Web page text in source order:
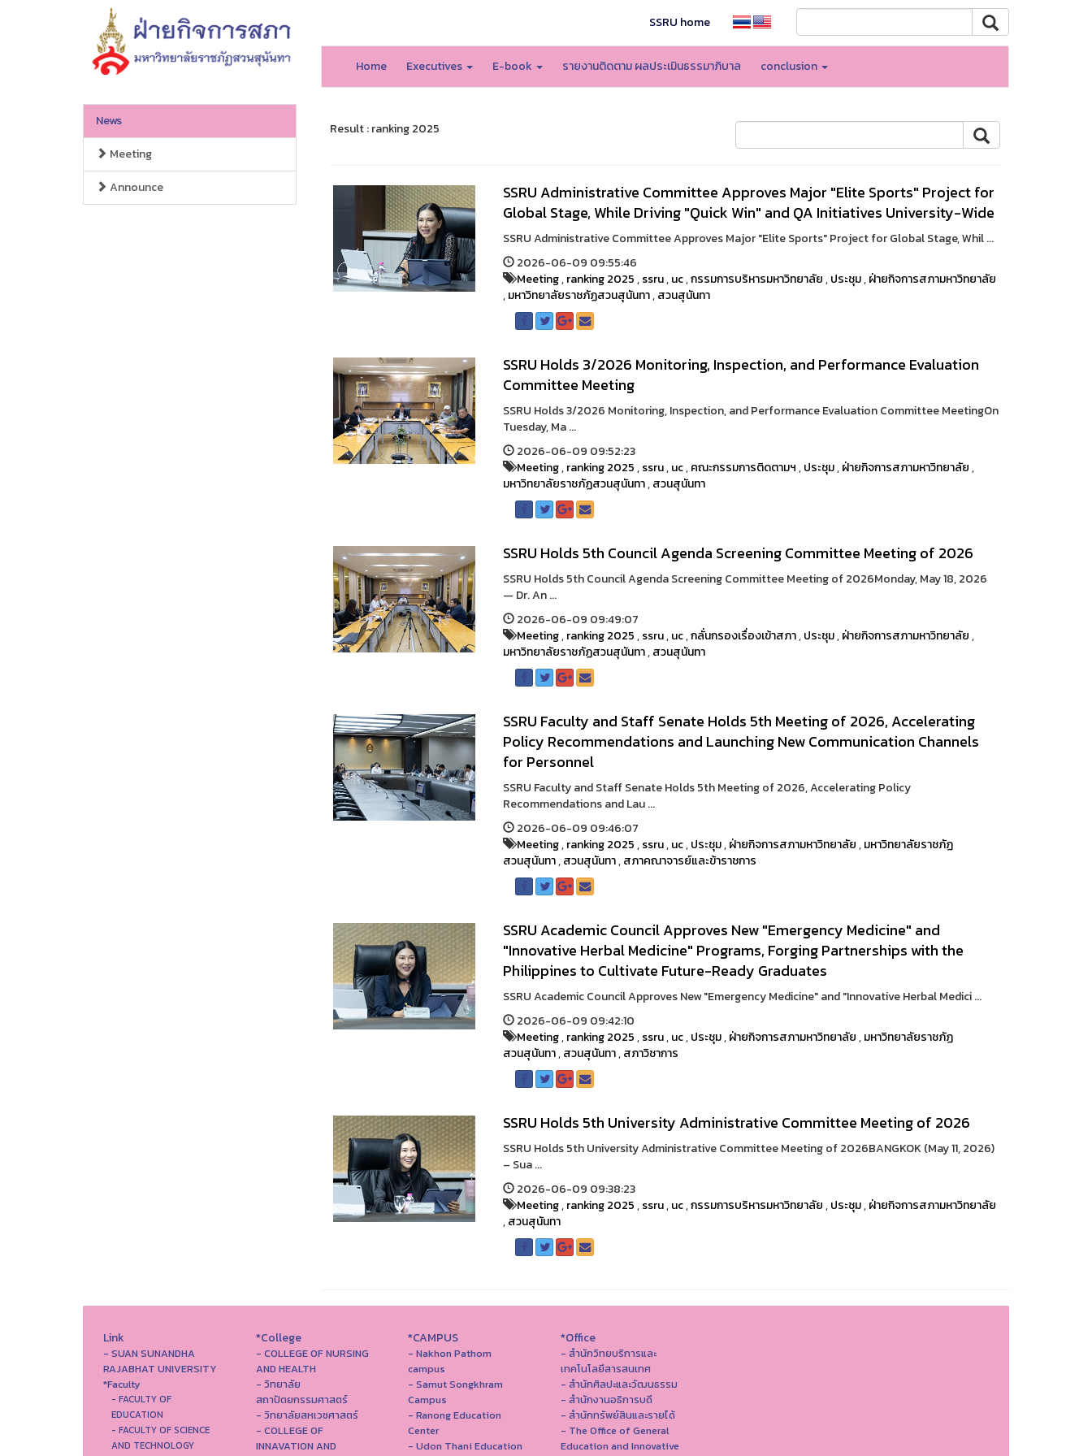
SSRU home
Home Executives E-book รายงานติดตาม ผลประเมินธรรมาภิบาล conclusion
News
Meeting
Announce
Result : ranking 2025
SSRU Administrative Committee Approves Major "Elite Sports" Project for
Global Stage, While Driving "Quick Win" and QA Initiatives University-Wide
SSRU Administrative Committee Approves Major "Elite Sports" Project for Global Stage, Whil ...
2026-06-09 09:55:46
Meeting,ranking 2025,ssru,uc,กรรมการบริหารมหาวิทยาลัย,ประชุม,ฝ่ายกิจการสภามหาวิทยาลัย
,มหาวิทยาลัยราชภัฏสวนสุนันทา,สวนสุนันทา
SSRU Holds 3/2026 Monitoring, Inspection, and Performance Evaluation
Committee Meeting
SSRU Holds 3/2026 Monitoring, Inspection, and Performance Evaluation Committee MeetingOn
Tuesday, Ma ...
2026-06-09 09:52:23
Meeting,ranking 2025,ssru,uc,คณะกรรมการติดตามฯ,ประชุม,ฝ่ายกิจการสภามหาวิทยาลัย,
มหาวิทยาลัยราชภัฏสวนสุนันทา,สวนสุนันทา
SSRU Holds 5th Council Agenda Screening Committee Meeting of 2026
SSRU Holds 5th Council Agenda Screening Committee Meeting of 2026Monday, May 18, 2026
— Dr. An ...
2026-06-09 09:49:07
Meeting,ranking 2025,ssru,uc,กลั่นกรองเรื่องเข้าสภา,ประชุม,ฝ่ายกิจการสภามหาวิทยาลัย,
มหาวิทยาลัยราชภัฏสวนสุนันทา,สวนสุนันทา
SSRU Faculty and Staff Senate Holds 5th Meeting of 2026, Accelerating
Policy Recommendations and Launching New Communication Channels
for Personnel
SSRU Faculty and Staff Senate Holds 5th Meeting of 2026, Accelerating Policy
Recommendations and Lau ...
2026-06-09 09:46:07
Meeting,ranking 2025,ssru,uc,ประชุม,ฝ่ายกิจการสภามหาวิทยาลัย,มหาวิทยาลัยราชภัฏ
สวนสุนันทา,สวนสุนันทา,สภาคณาจารย์และข้าราชการ
SSRU Academic Council Approves New "Emergency Medicine" and
"Innovative Herbal Medicine" Programs, Forging Partnerships with the
Philippines to Cultivate Future-Ready Graduates
SSRU Academic Council Approves New "Emergency Medicine" and "Innovative Herbal Medici ...
2026-06-09 09:42:10
Meeting,ranking 2025,ssru,uc,ประชุม,ฝ่ายกิจการสภามหาวิทยาลัย,มหาวิทยาลัยราชภัฏ
สวนสุนันทา,สวนสุนันทา,สภาวิชาการ
SSRU Holds 5th University Administrative Committee Meeting of 2026
SSRU Holds 5th University Administrative Committee Meeting of 2026BANGKOK (May 11, 2026)
– Sua ...
2026-06-09 09:38:23
Meeting,ranking 2025,ssru,uc,กรรมการบริหารมหาวิทยาลัย,ประชุม,ฝ่ายกิจการสภามหาวิทยาลัย
,สวนสุนันทา
Link
- SUAN SUNANDHA
RAJABHAT UNIVERSITY
*Faculty
- FACULTY OF
EDUCATION
- FACULTY OF SCIENCE
AND TECHNOLOGY
*College
- COLLEGE OF NURSING
AND HEALTH
- วิทยาลัย
สถาปัตยกรรมศาสตร์
- วิทยาลัยสหเวชศาสตร์
- COLLEGE OF
INNAVATION AND
*CAMPUS
- Nakhon Pathom
campus
- Samut Songkhram
Campus
- Ranong Education
Center
- Udon Thani Education
*Office
- สำนักวิทยบริการและ
เทคโนโลยีสารสนเทศ
- สํานักศิลปะและวัฒนธรรม
- สำนักงานอธิการบดี
- สำนักทรัพย์สินและรายได้
- The Office of General
Education and Innovative